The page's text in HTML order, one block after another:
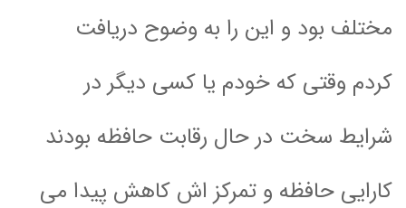
مختلف بود و این را به وضوح دریافت
کردم وقتی که خودم یا کسی دیگر در
شرایط سخت در حال رقابت حافظه بودند
کارایی حافظه و تمرکز اش کاهش پیدا می